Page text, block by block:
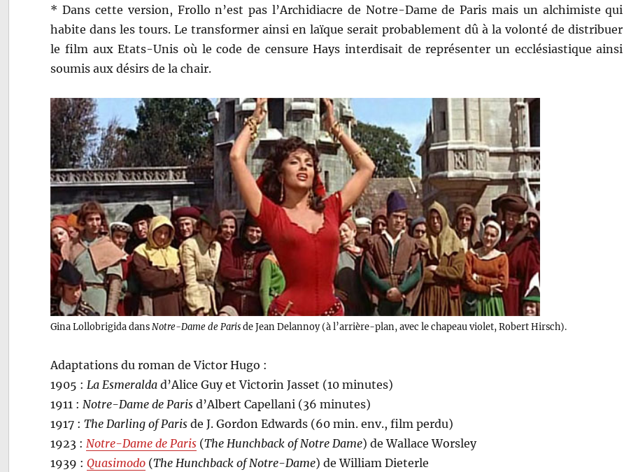
* Dans cette version, Frollo n’est pas l’Archidiacre de Notre-Dame de Paris mais un alchimiste qui
habite dans les tours. Le transformer ainsi en laïque serait probablement dû à la volonté de distribuer
le film aux Etats-Unis où le code de censure Hays interdisait de représenter un ecclésiastique ainsi
soumis aux désirs de la chair.
Gina Lollobrigida dans Notre-Dame de Parisde Jean Delannoy (à l’arrière-plan, avec le chapeau violet, Robert Hirsch).
Adaptations du roman de Victor Hugo :
1905 : La Esmeralda d’Alice Guy et Victorin Jasset (10 minutes)
1911 : Notre-Dame de Paris d’Albert Capellani (36 minutes)
1917 :The Darling of Paris de J. Gordon Edwards (60 min. env., film perdu)
1923 : Notre-Dame de Paris (The Hunchback of Notre Dame) de Wallace Worsley
1939 :Quasimodo (The Hunchback of Notre-Dame) de William Dieterle